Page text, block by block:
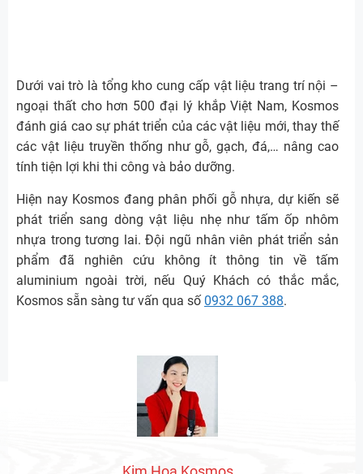
Dưới vai trò là tổng kho cung cấp vật liệu trang trí nội –
ngoại thất cho hơn 500 đại lý khắp Việt Nam, Kosmos
đánh giá cao sự phát triển của các vật liệu mới, thay thế
các vật liệu truyền thống như gỗ, gạch, đá,… nâng cao
tính tiện lợi khi thi công và bảo dưỡng.
Hiện nay Kosmos đang phân phối gỗ nhựa, dự kiến sẽ
phát triển sang dòng vật liệu nhẹ như tấm ốp nhôm
nhựa trong tương lai. Đội ngũ nhân viên phát triển sản
phẩm đã nghiên cứu không ít thông tin về tấm
aluminium ngoài trời, nếu Quý Khách có thắc mắc,
Kosmos sẵn sàng tư vấn qua số 0932 067 388.